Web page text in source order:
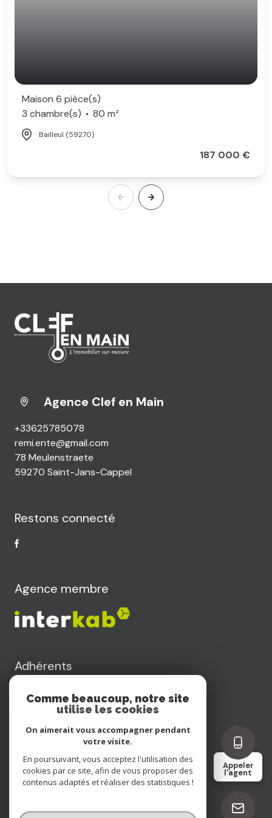
Appeler
l'agent
Maison 6 pièce(s)
3 chambre(s)
80 m²
Bailleul (59270)
187 000 €
Agence Clef en Main
+33625785078
remi.ente@gmail.com
78 Meulenstraete
59270 Saint-Jans-Cappel
Restons connecté
Agence membre
Adhérents
Nos honoraires
Nos partenaires
Comme beaucoup, notre site
utilise les cookies
On aimerait vous accompagner pendant
votre visite.
En poursuivant, vous acceptez l'utilisation des
cookies par ce site, afin de vous proposer des
contenus adaptés et réaliser des statistiques !